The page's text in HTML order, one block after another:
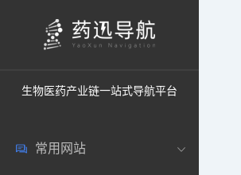
生物医药产业链一站式导航平台
常用网站